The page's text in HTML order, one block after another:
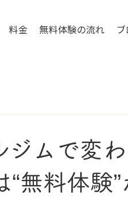
料金 無料体験の流れ
ムで変
無料体験”